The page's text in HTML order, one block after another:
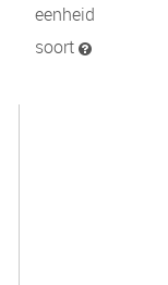
eenheid
soort